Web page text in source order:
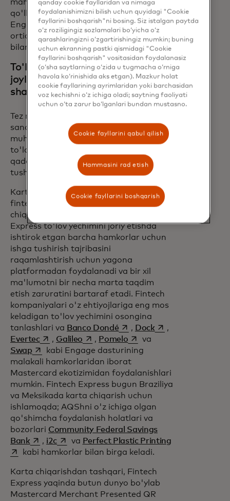
mahsulot va xizmatlarni joylashtirishni
qo'llab-quvvatlaydi. So'nggi olti yil ichida
Engage dasturi orqali 500 milliondan
ortiq kartalar Mastercard mahsuloti
bilan jihozlandi.
To'lov yechimlarini
joylashtirishning oddiy, tezkor va
shaffof usulini taklif qilish
Tez rivojlanayotgan va dinamik fintech
sanoatida bozorga chiqish tezligi juda
muhimdir. Fintech Express fintechlarga
to'lov mahsulotlarini tezda va har bir
qadamda shaffoflik bilan ishga
tushirishga yordam beradi.
Karta chiqarish holatida, Fintech Express
fintechlarga kartani 15 kun ichida
chiqarish imkonini beradi. Fintech
Express to'lov yechimini joriy etishda
ishtirok etgan barcha hamkorlar uchun
ishga tushirish tajribasini
raqamlashtirish uchun yagona
platformadan foydalanadi va bir xil
ma'lumotni bir necha marta taqdim
etish zaruratini bartaraf etadi. Fintech
kompaniyalari o'z ehtiyojlariga eng mos
keladigan to'lov yechimini osongina
tanlashlari va Banco Dondéopens in a new tab
, Dockopens in a new tab
,
Evertecopens in a new tab
, Galileoopens in a new tab
, Pomeloopens in a new tab
va
Swapopens in a new tab
kabi Engage dasturining
malakali hamkorlaridan iborat
Mastercard ekotizimidan foydalanishlari
mumkin. Fintech Express bugun Braziliya
va Meksikada karta chiqarish uchun
ishlamoqda; AQShni o'z ichiga olgan
qo'shimcha foydalanish holatlari va
bozorlari Community Federal Savings
Bankopens in a new tab
, i2copens in a new tab
va Perfect Plastic Printingopens in a
kabi hamkorlar bilan birga keladi.
Karta chiqarishdan tashqari, Fintech
Express yaqinda butun dunyo bo'ylab
Mastercard Merchant Presented QR
qanday cookie fayllaridan va nimaga
foydalanishimizni bilish uchun quyidagi "Cookie
fayllarini boshqarish"ni bosing. Siz istalgan paytda
o‘z roziligingiz sozlamalari bo‘yicha o‘z
qarashlaringizni o‘zgartirishingiz mumkin; buning
uchun ekranning pastki qismidagi "Cookie
fayllarini boshqarish" vositasidan foydalanasiz
(o‘sha saytlarning o‘zida u tugmacha o‘rniga
havola ko‘rinishida aks etgan). Mazkur holat
cookie fayllarining ayrimlaridan yoki barchasidan
voz kechishni o‘z ichiga oladi; saytning faoliyati
uchun o‘ta zarur bo‘lganlari bundan mustasno.
Cookie fayllarini qabul qilish
Hammasini rad etish
Cookie fayllarini boshqarish